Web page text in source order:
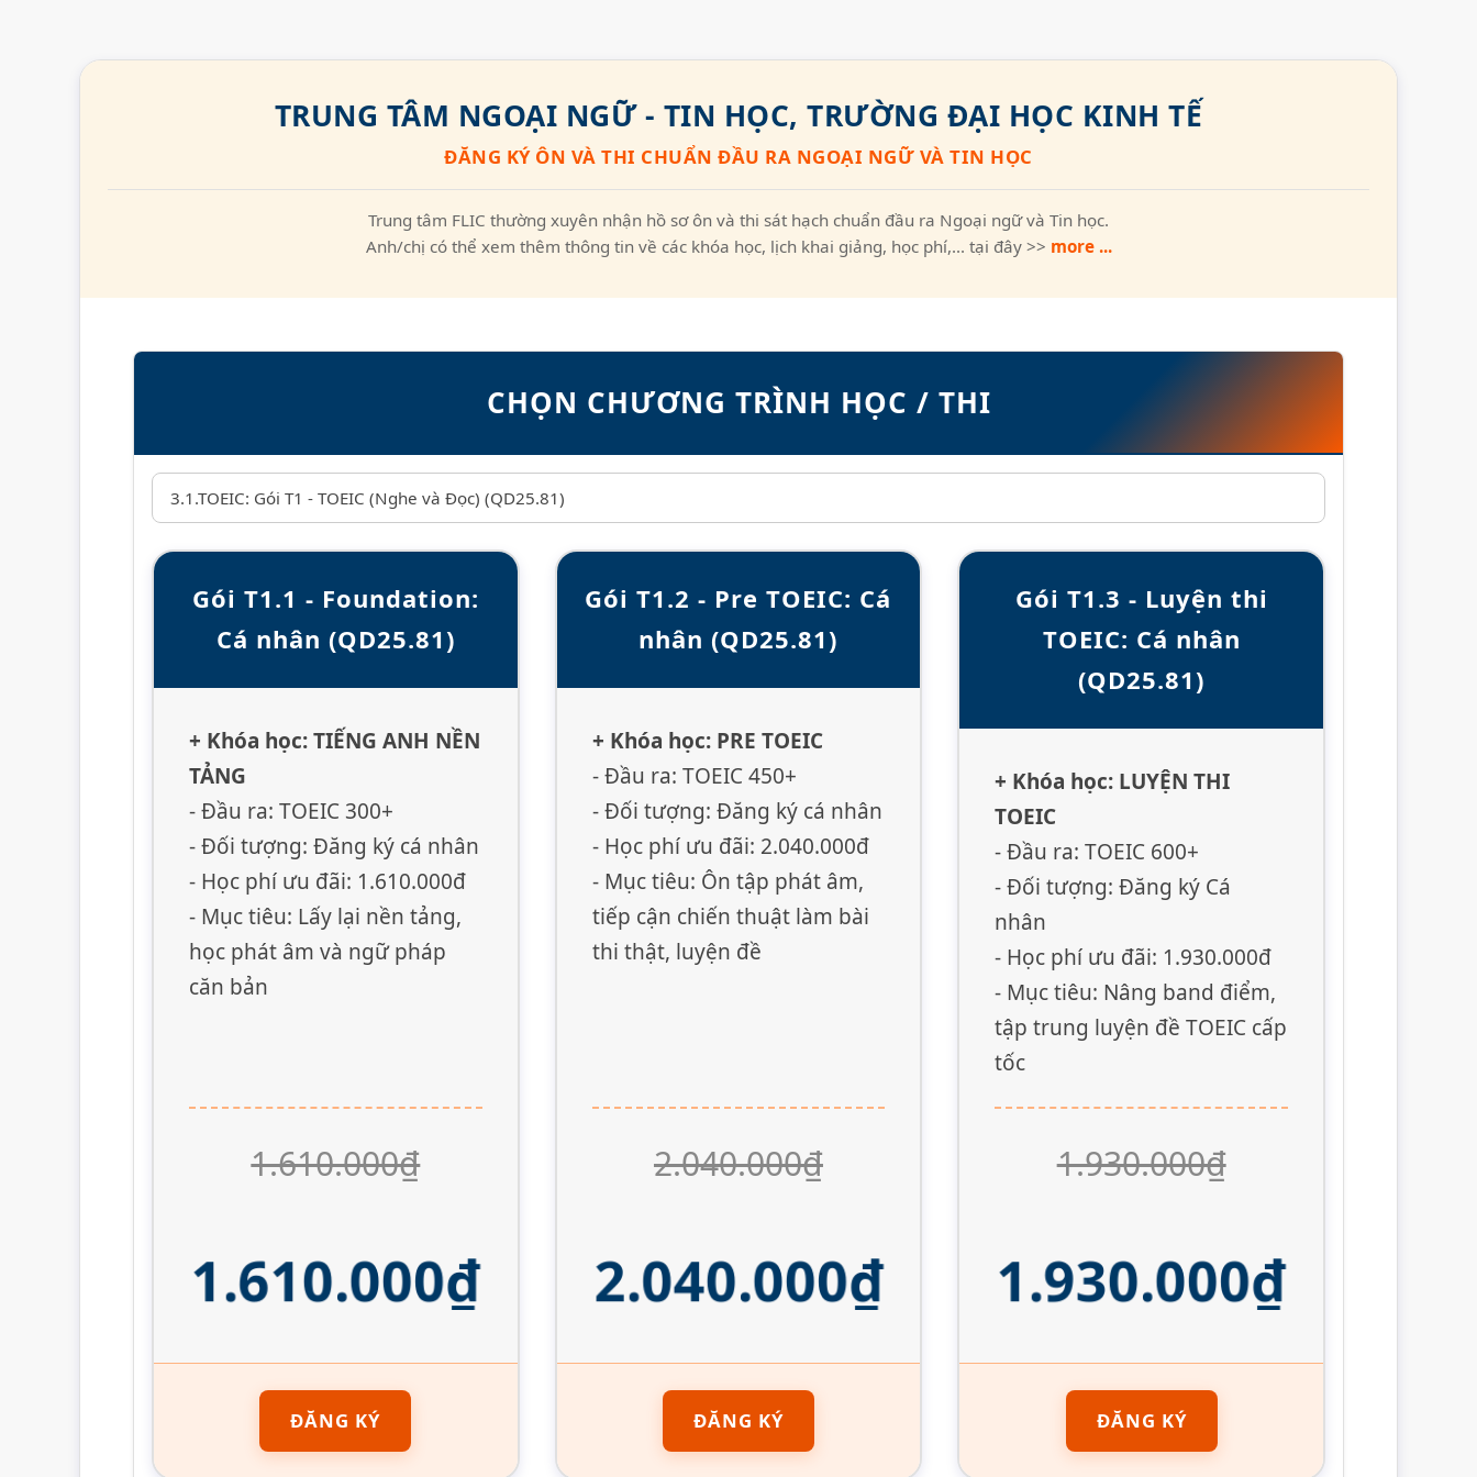
TRUNG TÂM NGOẠI NGỮ - TIN HỌC, TRƯỜNG ĐẠI HỌC KINH TẾ
ĐĂNG KÝ ÔN VÀ THI CHUẨN ĐẦU RA NGOẠI NGỮ VÀ TIN HỌC
Trung tâm FLIC thường xuyên nhận hồ sơ ôn và thi sát hạch chuẩn đầu ra Ngoại ngữ và Tin học.
Anh/chị có thể xem thêm thông tin về các khóa học, lịch khai giảng, học phí,... tại đây >> more ...
CHỌN CHƯƠNG TRÌNH HỌC / THI
Gói T1.1 - Foundation:
Cá nhân (QD25.81)
+ Khóa học: TIẾNG ANH NỀN
TẢNG
- Đầu ra: TOEIC 300+
- Đối tượng: Đăng ký cá nhân
- Học phí ưu đãi: 1.610.000đ
- Mục tiêu: Lấy lại nền tảng,
học phát âm và ngữ pháp
căn bản
1.610.000₫
1.610.000₫
Gói T1.2 - Pre TOEIC: Cá
nhân (QD25.81)
+ Khóa học: PRE TOEIC
- Đầu ra: TOEIC 450+
- Đối tượng: Đăng ký cá nhân
- Học phí ưu đãi: 2.040.000đ
- Mục tiêu: Ôn tập phát âm,
tiếp cận chiến thuật làm bài
thi thật, luyện đề
2.040.000₫
2.040.000₫
Gói T1.3 - Luyện thi
TOEIC: Cá nhân
(QD25.81)
+ Khóa học: LUYỆN THI
TOEIC
- Đầu ra: TOEIC 600+
- Đối tượng: Đăng ký Cá
nhân
- Học phí ưu đãi: 1.930.000đ
- Mục tiêu: Nâng band điểm,
tập trung luyện đề TOEIC cấp
tốc
1.930.000₫
1.930.000₫